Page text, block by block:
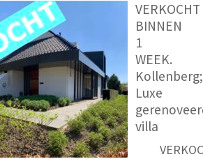
VERKOCHT
BINNEN
1
WEEK.
Kollenberg;
Luxe
villa